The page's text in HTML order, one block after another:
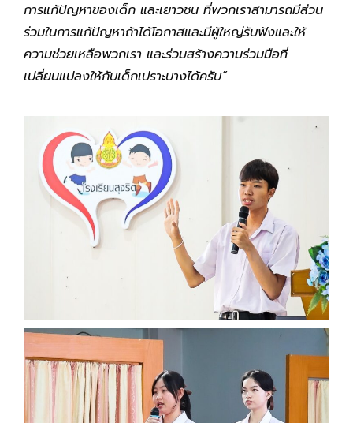
การแก้ปัญหาของเด็ก และเยาวชน ที่พวกเราสามารถมีส่วน
ร่วมในการแก้ปัญหาถ้าได้โอกาสและมีผู้ใหญ่รับฟังและให้
ความช่วยเหลือพวกเรา และร่วมสร้างความร่วมมือที่
เปลี่ยนแปลงให้กับเด็กเปราะบางได้ครับ”